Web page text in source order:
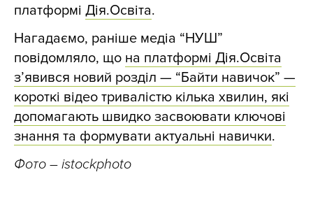
платформі Дія.Освіта.
Нагадаємо, раніше медіа “НУШ”
повідомляло, що на платформі Дія.Освіта
з’явився новий розділ — “Байти навичок” —
короткі відео тривалістю кілька хвилин, які
допомагають швидко засвоювати ключові
знання та формувати актуальні навички.
Фото – istockphoto